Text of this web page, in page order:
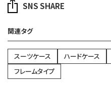
SNS SHARE
関連タグ
スーツケース ハードケース
フレームタイプ